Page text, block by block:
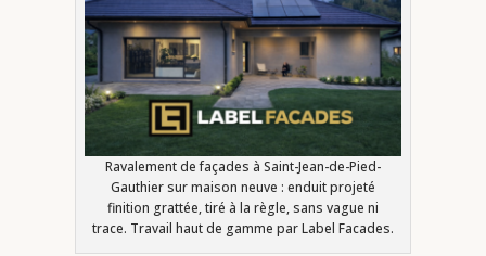
Ravalement de façades à Saint-Jean-de-Pied-
Gauthier sur maison neuve : enduit projeté
finition grattée, tiré à la règle, sans vague ni
trace. Travail haut de gamme par Label Facades.